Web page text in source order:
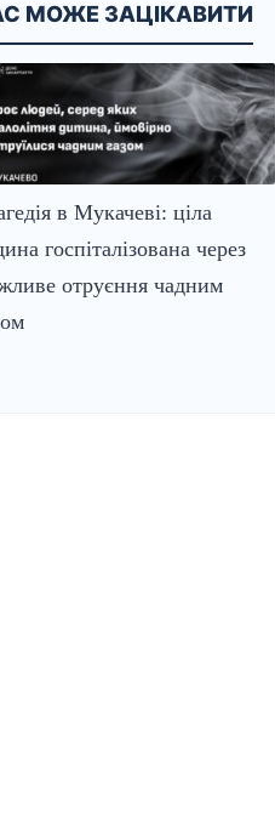
МОЖЕ ЗАЦІКАВИТИ
в Мукачеві: ціла
госпіталізована через
отруєння чадним